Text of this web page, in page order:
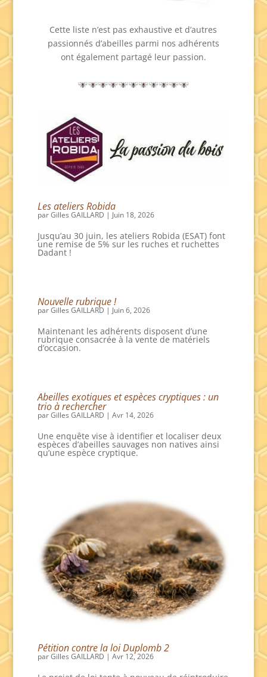
Cette liste n’est pas exhaustive et d’autres
passionnés d’abeilles parmi nos adhérents
ont également partagé leur passion.
Les ateliers Robida
parGilles GAILLARD | Juin 18, 2026
Jusqu’au 30 juin, les ateliers Robida (ESAT) font
une remise de 5% sur les ruches et ruchettes
Dadant !
Nouvelle rubrique !
parGilles GAILLARD | Juin 6, 2026
Maintenant les adhérents disposent d’une
rubrique consacrée à la vente de matériels
d’occasion.
Abeilles exotiques et espèces cryptiques : un
trio à rechercher
parGilles GAILLARD | Avr 14, 2026
Une enquête vise à identifier et localiser deux
espèces d’abeilles sauvages non natives ainsi
qu’une espèce cryptique.
Pétition contre la loi Duplomb 2
parGilles GAILLARD | Avr 12, 2026